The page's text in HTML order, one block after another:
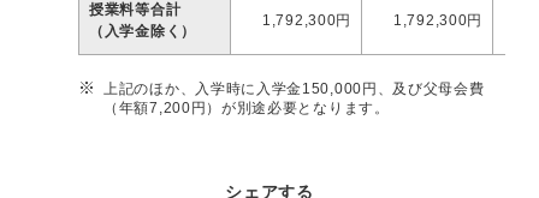
授業料等合計
（入学金除く）
1,792,300円 1,792,300円
上記のほか、入学時に入学金150,000円、及び父母会費
（年額7,200円）が別途必要となります。
シェアする